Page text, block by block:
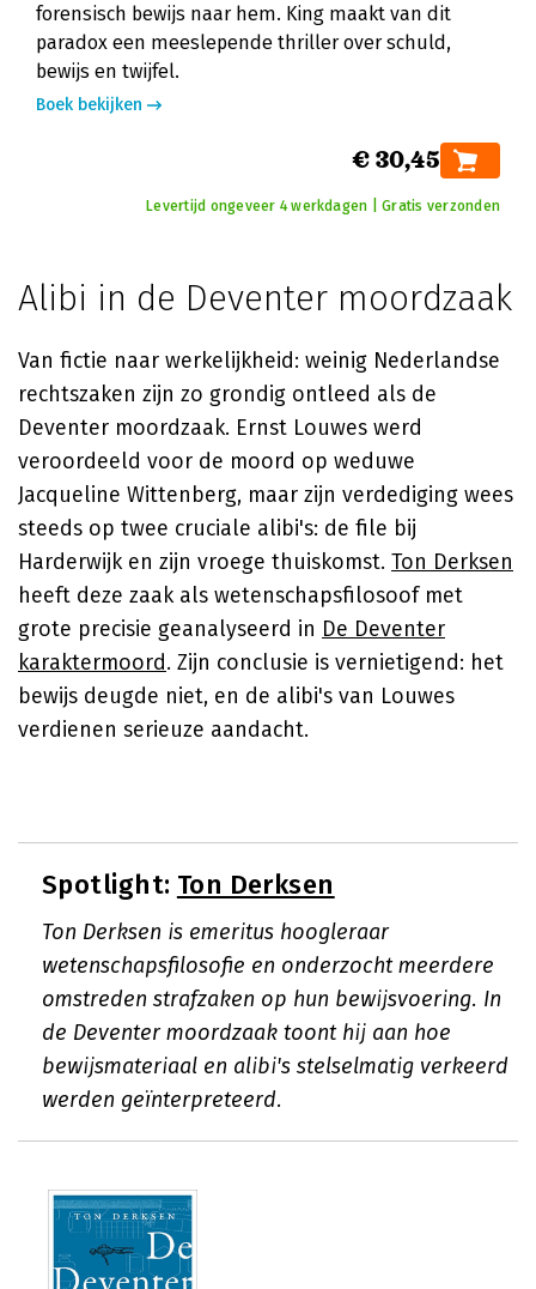
forensisch bewijs naar hem. King maakt van dit
paradox een meeslepende thriller over schuld,
bewijs en twijfel.
Boek bekijken
€ 30,45
Levertijd ongeveer 4 werkdagen | Gratis verzonden
Alibi in de Deventer moordzaak
Van fictie naar werkelijkheid: weinig Nederlandse
rechtszaken zijn zo grondig ontleed als de
Deventer moordzaak. Ernst Louwes werd
veroordeeld voor de moord op weduwe
Jacqueline Wittenberg, maar zijn verdediging wees
steeds op twee cruciale alibi's: de file bij
Harderwijk en zijn vroege thuiskomst. Ton Derksen
heeft deze zaak als wetenschapsfilosoof met
grote precisie geanalyseerd in De Deventer
karaktermoord. Zijn conclusie is vernietigend: het
bewijs deugde niet, en de alibi's van Louwes
verdienen serieuze aandacht.
Spotlight: Ton Derksen
Ton Derksen is emeritus hoogleraar
wetenschapsfilosofie en onderzocht meerdere
omstreden strafzaken op hun bewijsvoering. In
de Deventer moordzaak toont hij aan hoe
bewijsmateriaal en alibi's stelselmatig verkeerd
werden geïnterpreteerd.